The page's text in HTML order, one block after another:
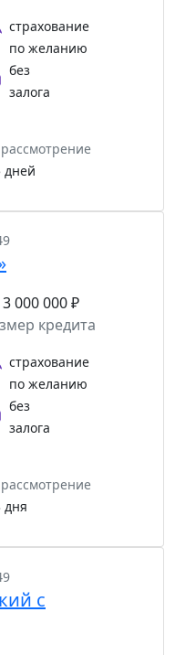
страхование
по желанию
без
залога
рассмотрение
дней
000 000 ₽
кредита
страхование
по желанию
без
залога
рассмотрение
дня
с